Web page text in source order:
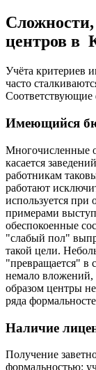
центров в
Учёта критериев
часто
Соответствующие
Имеющийся
Многочисленные
касается
работникам
работают
используется
примерами
обеспокоенные
"слабый пол"
такой цели.
"превращается" в
немало
образом центры
ряда
Наличие
Получение
формальностью: